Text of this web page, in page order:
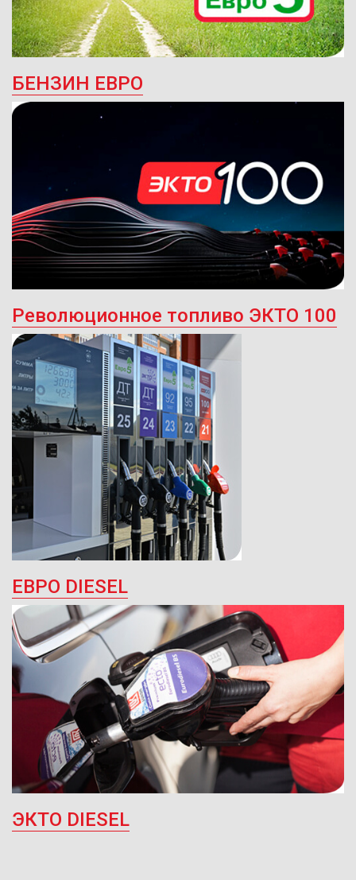
БЕНЗИН ЕВРО
Революционное топливо ЭКТО 100
ЕВРО DIESEL
ЭКТО DIESEL